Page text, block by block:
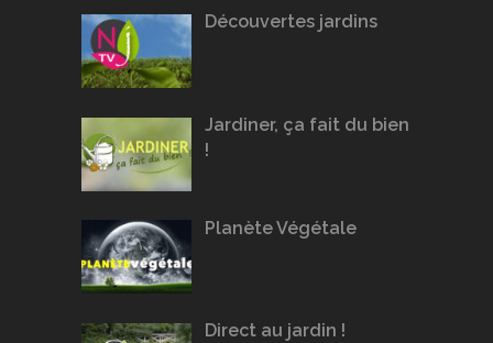
Découvertes jardins
Jardiner, ça fait du bien
!
Planète Végétale
Direct au jardin !